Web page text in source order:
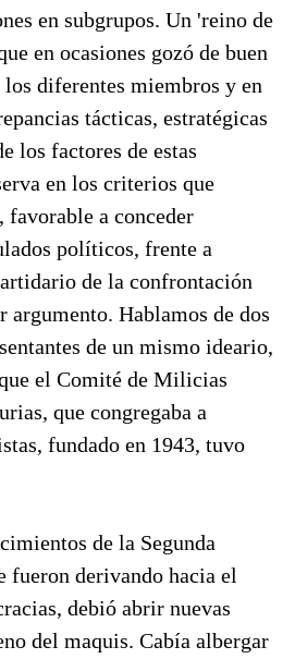
en subgrupos. Un 'reino de
en ocasiones gozó de buen
diferentes miembros y en
tácticas, estratégicas
los factores de estas
en los criterios que
favorable a conceder
políticos, frente a
de la confrontación
argumento. Hablamos de dos
de un mismo ideario,
el Comité de Milicias
que congregaba a
fundado en 1943, tuvo
de la Segunda
fueron derivando hacia el
debió abrir nuevas
del maquis. Cabía albergar